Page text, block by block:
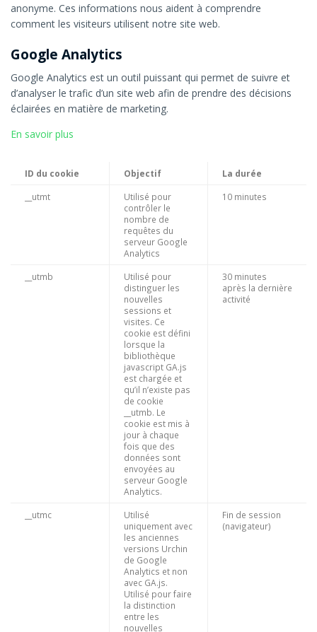
anonyme. Ces informations nous aident à comprendre
comment les visiteurs utilisent notre site web.
Google Analytics
Google Analytics est un outil puissant qui permet de suivre et
d’analyser le trafic d’un site web afin de prendre des décisions
éclairées en matière de marketing.
En savoir plus
ID du cookie Objectif La durée
__utmt
Utilisé pour
contrôler le
nombre de
requêtes du
serveur Google
Analytics
10 minutes
__utmb
Utilisé pour
distinguer les
nouvelles
sessions et
visites. Ce
cookie est défini
lorsque la
bibliothèque
javascript GA.js
est chargée et
qu’il n’existe pas
de cookie
__utmb. Le
cookie est mis à
jour à chaque
fois que des
données sont
envoyées au
serveur Google
Analytics.
30 minutes
après la dernière
activité
__utmc
Utilisé
uniquement avec
les anciennes
versions Urchin
de Google
Analytics et non
avec GA.js.
Utilisé pour faire
la distinction
entre les
nouvelles
Fin de session
(navigateur)